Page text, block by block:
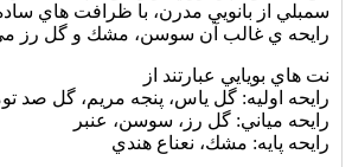
سمبلي از بانويي مدرن، با ظرافت هاي
رايحه ي غالب آن سوسن، مشك و گل رز
نت هاي بويايي عبارتند از
رايحه اوليه: گل ياس، پنجه مريم، گل صد
رايحه مياني: گل رز، سوسن، عنبر
رايحه پايه: مشك، نعناع هندي